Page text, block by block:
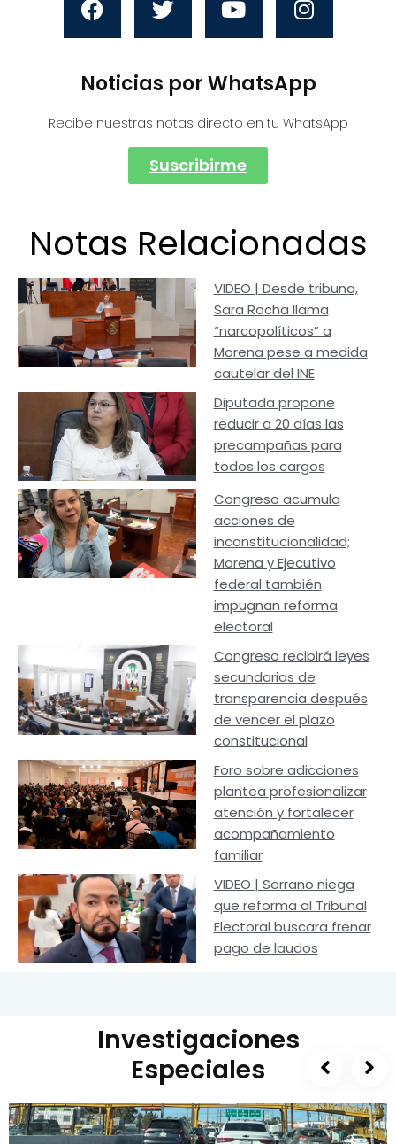
Noticias por WhatsApp
Recibe nuestras notas directo en tu WhatsApp
Suscribirme
Notas Relacionadas
VIDEO | Desde tribuna,
Sara Rocha llama
“narcopolíticos” a
Morena pese a medida
cautelar del INE
Diputada propone
reducir a 20 días las
precampañas para
todos los cargos
Congreso acumula
acciones de
inconstitucionalidad;
Morena y Ejecutivo
federal también
impugnan reforma
electoral
Congreso recibirá leyes
secundarias de
transparencia después
de vencer el plazo
constitucional
Foro sobre adicciones
plantea profesionalizar
atención y fortalecer
acompañamiento
familiar
VIDEO | Serrano niega
que reforma al Tribunal
Electoral buscara frenar
pago de laudos
Investigaciones
Especiales